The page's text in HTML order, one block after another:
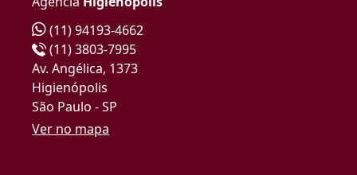
(11) 94193-4662
(11) 3803-7995
Av. Angélica, 1373
Higienópolis
São Paulo - SP
Ver no mapa